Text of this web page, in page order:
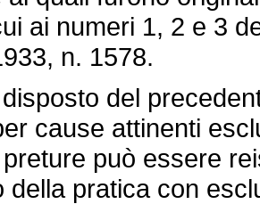
ai numeri 1, 2 e 3
n. 1578.
del
cause attinenti
può essere
della pratica con